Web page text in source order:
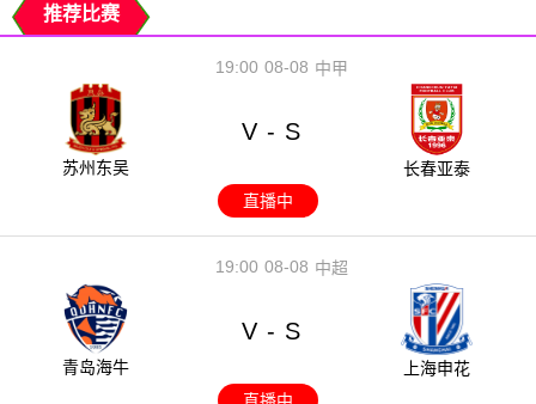
推荐比赛
08-08
19:00 中甲
苏州东吴
V - S
长春亚泰
直播中
08-08
19:00 中超
青岛海牛
V - S
上海申花